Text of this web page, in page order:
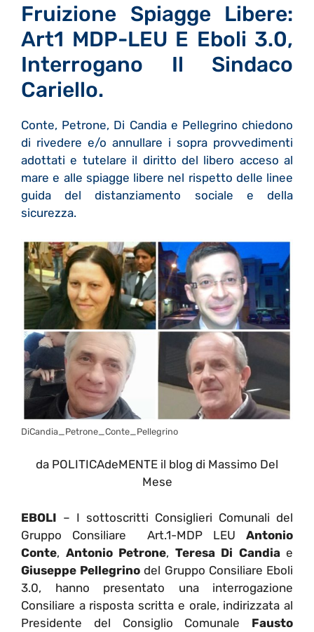
Fruizione Spiagge Libere:
Art1 MDP-LEU E Eboli 3.0,
Interrogano Il Sindaco
Cariello.
Conte, Petrone, Di Candia e Pellegrino chiedono
di rivedere e/o annullare i sopra provvedimenti
adottati e tutelare il diritto del libero acceso al
mare e alle spiagge libere nel rispetto delle linee
guida del distanziamento sociale e della
sicurezza.
DiCandia_Petrone_Conte_Pellegrino
da POLITICAdeMENTE il blog di Massimo Del
Mese
EBOLI – I sottoscritti Consiglieri Comunali del
Gruppo Consiliare Art.1-MDP LEU Antonio
Conte, Antonio Petrone, Teresa Di Candiae
Giuseppe Pellegrino del Gruppo Consiliare Eboli
3.0, hanno presentato una interrogazione
Consiliare a risposta scritta e orale, indirizzata al
Presidente del Consiglio Comunale Fausto